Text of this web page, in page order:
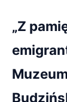
„Z